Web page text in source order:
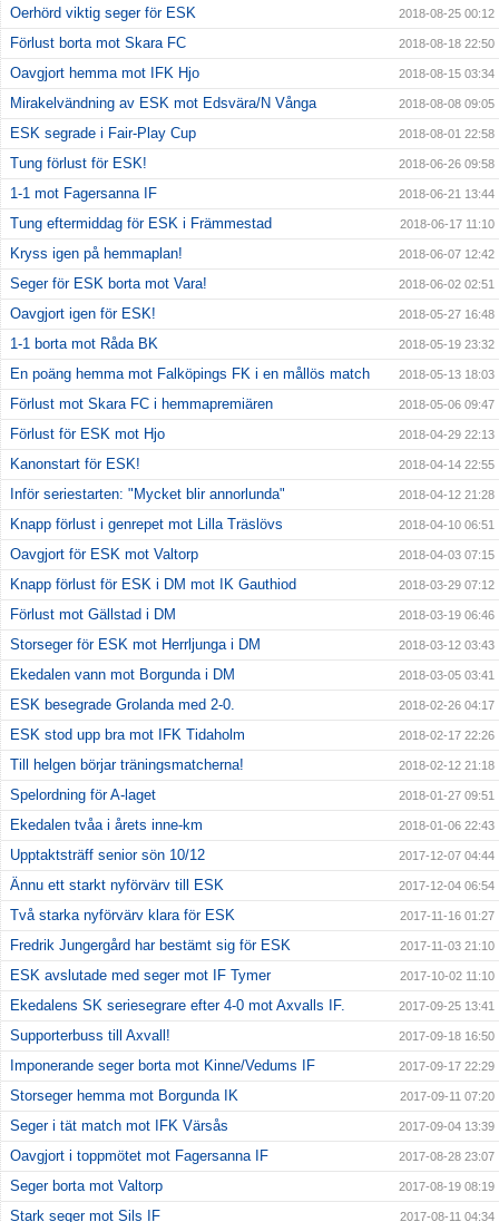
Oerhörd viktig seger för ESK 2018-08-25 00:12
Förlust borta mot Skara FC 2018-08-18 22:50
Oavgjort hemma mot IFK Hjo 2018-08-15 03:34
Mirakelvändning av ESK mot Edsvära/N Vånga 2018-08-08 09:05
ESK segrade i Fair-Play Cup 2018-08-01 22:58
Tung förlust för ESK! 2018-06-26 09:58
1-1 mot Fagersanna IF 2018-06-21 13:44
Tung eftermiddag för ESK i Främmestad 2018-06-17 11:10
Kryss igen på hemmaplan! 2018-06-07 12:42
Seger för ESK borta mot Vara! 2018-06-02 02:51
Oavgjort igen för ESK! 2018-05-27 16:48
1-1 borta mot Råda BK 2018-05-19 23:32
En poäng hemma mot Falköpings FK i en mållös match 2018-05-13 18:03
Förlust mot Skara FC i hemmapremiären 2018-05-06 09:47
Förlust för ESK mot Hjo 2018-04-29 22:13
Kanonstart för ESK! 2018-04-14 22:55
Inför seriestarten: "Mycket blir annorlunda" 2018-04-12 21:28
Knapp förlust i genrepet mot Lilla Träslövs 2018-04-10 06:51
Oavgjort för ESK mot Valtorp 2018-04-03 07:15
Knapp förlust för ESK i DM mot IK Gauthiod 2018-03-29 07:12
Förlust mot Gällstad i DM 2018-03-19 06:46
Storseger för ESK mot Herrljunga i DM 2018-03-12 03:43
Ekedalen vann mot Borgunda i DM 2018-03-05 03:41
ESK besegrade Grolanda med 2-0. 2018-02-26 04:17
ESK stod upp bra mot IFK Tidaholm 2018-02-17 22:26
Till helgen börjar träningsmatcherna! 2018-02-12 21:18
Spelordning för A-laget 2018-01-27 09:51
Ekedalen tvåa i årets inne-km 2018-01-06 22:43
Upptaktsträff senior sön 10/12 2017-12-07 04:44
Ännu ett starkt nyförvärv till ESK 2017-12-04 06:54
Två starka nyförvärv klara för ESK 2017-11-16 01:27
Fredrik Jungergård har bestämt sig för ESK 2017-11-03 21:10
ESK avslutade med seger mot IF Tymer 2017-10-02 11:10
Ekedalens SK seriesegrare efter 4-0 mot Axvalls IF. 2017-09-25 13:41
Supporterbuss till Axvall! 2017-09-18 16:50
Imponerande seger borta mot Kinne/Vedums IF 2017-09-17 22:29
Storseger hemma mot Borgunda IK 2017-09-11 07:20
Seger i tät match mot IFK Värsås 2017-09-04 13:39
Oavgjort i toppmötet mot Fagersanna IF 2017-08-28 23:07
Seger borta mot Valtorp 2017-08-19 08:19
Stark seger mot Sils IF 2017-08-11 04:34